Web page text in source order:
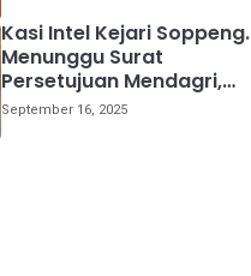
Kasi Intel Kejari Soppeng.
Menunggu Surat
Persetujuan Mendagri,
Kami Akan Periksa Mantan
September 16, 2025